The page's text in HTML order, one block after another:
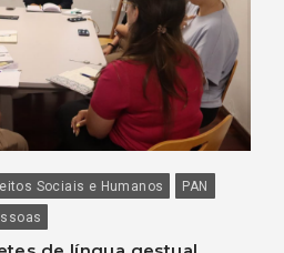
Sociais e Humanos
PAN